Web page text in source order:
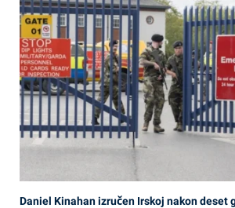
Daniel Kinahan izručen Irskoj nakon deset